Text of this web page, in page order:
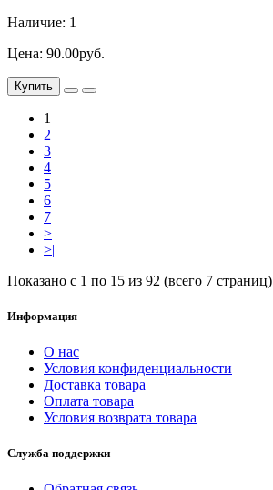
Наличие: 1
Цена: 90.00руб.
Купить
1
2
3
4
5
6
7
>
>|
Показано с 1 по 15 из 92 (всего 7 страниц)
Информация
О нас
Условия конфиденциальности
Доставка товара
Оплата товара
Условия возврата товара
Служба поддержки